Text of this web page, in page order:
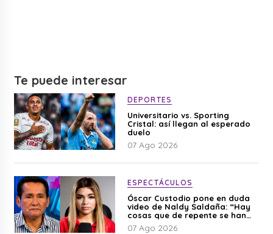
Te puede interesar
DEPORTES
Universitario vs. Sporting
Cristal: así llegan al esperado
duelo
07 Ago 2026
ESPECTÁCULOS
Óscar Custodio pone en duda
video de Naldy Saldaña: “Hay
cosas que de repente se han
editado”
07 Ago 2026